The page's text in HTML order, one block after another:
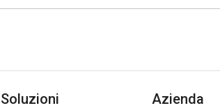
Soluzioni Azienda